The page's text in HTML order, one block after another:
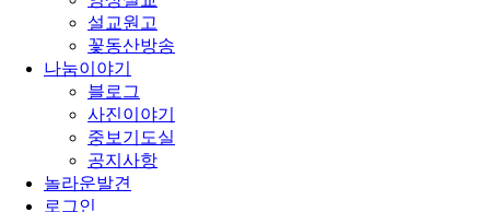
설교원고
꽃동산방송
나눔이야기
블로그
사진이야기
중보기도실
공지사항
놀라운발견
로그인